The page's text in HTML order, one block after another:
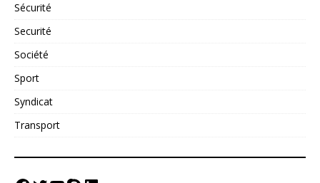
Sécurité
Securité
Société
Sport
Syndicat
Transport